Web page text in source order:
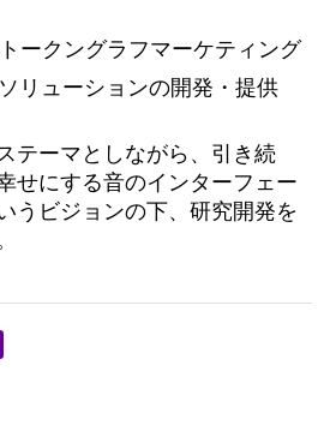
ークングラフマーケティング
リューションの開発・提供
テーマとしながら、引き続
せにする音のインターフェー
うビジョンの下、研究開発を